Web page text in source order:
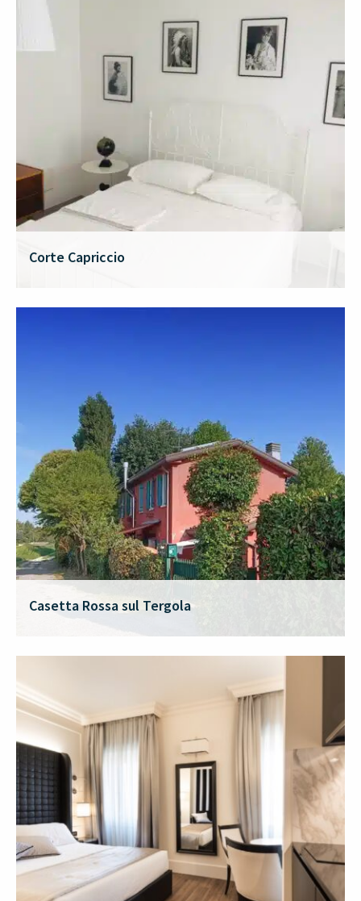
Corte Capriccio
Casetta Rossa sul Tergola